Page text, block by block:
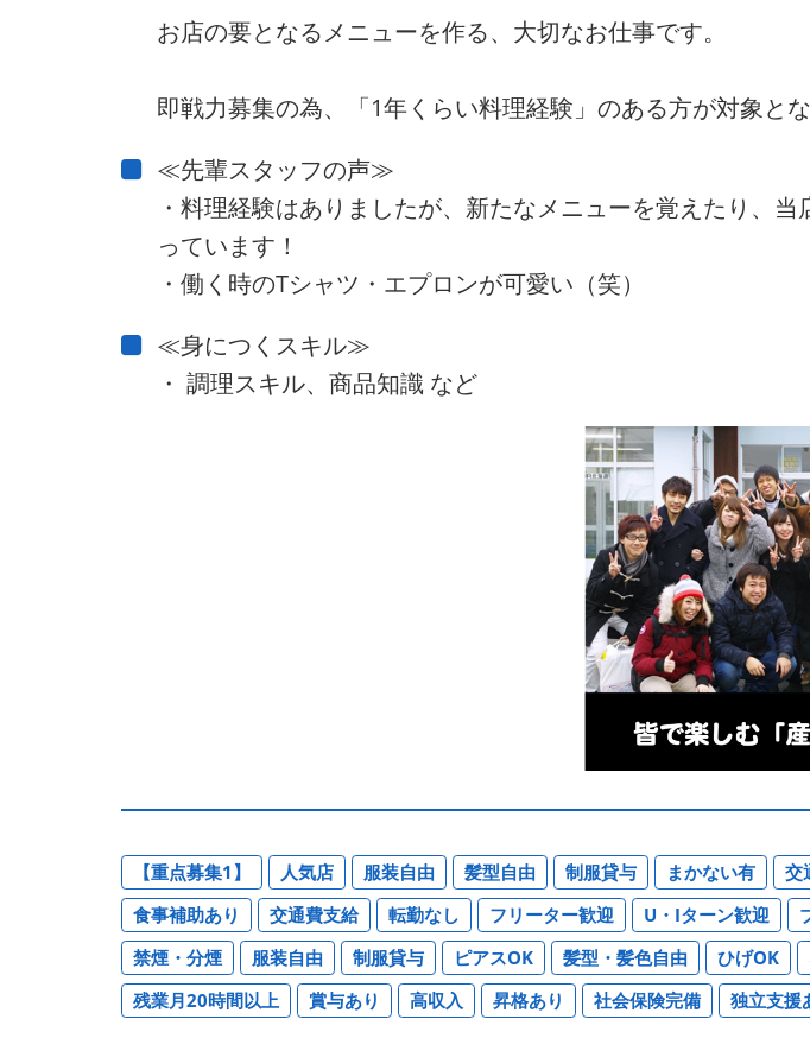
お店の要となるメニューを作る、大切なお仕事です。
即戦力募集の為、「1年くらい料理経験」のある方が対象とな
≪先輩スタッフの声≫
・料理経験はありましたが、新たなメニューを覚えたり、
っています！
・働く時のTシャツ・エプロンが可愛い（笑）
≪身につくスキル≫
・ 調理スキル、商品知識 など
【重点募集1】 人気店 服装自由 髪型自由 制服貸与 まかない有 交
食事補助あり
交通費支給 転勤なし フリーター歓迎 U・Iターン歓迎
禁煙・分煙
服装自由 制服貸与 ピアスOK 髪型・髪色自由 ひげOK
残業月20時間以上
賞与あり 高収入 昇格あり 社会保険完備 独立支援